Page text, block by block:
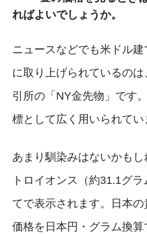
ればよいでしょうか。
ニュースなどでも米ドル
に取り上げられているの
引所の「NY金先物」です
標として広く用いられてい
あまり馴染みはないかも
トロイオンス（約31.1グ
てで表示されます。日本
価格を日本円・グラム換算